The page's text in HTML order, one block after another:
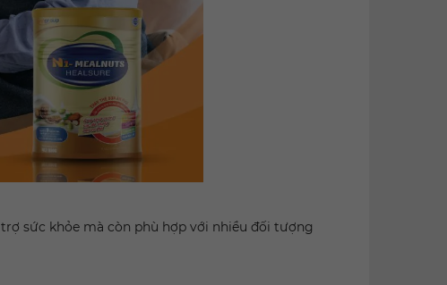
sức khỏe mà còn phù hợp với nhiều đối tượng